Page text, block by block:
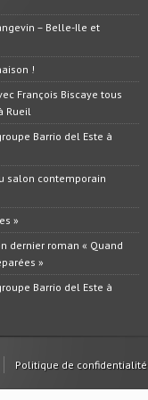
– Belle-Ile et
!
François Biscaye tous
Rueil
Barrio del Este à
salon contemporain
»
dernier roman « Quand
»
Barrio del Este à
Politique de confidentialité